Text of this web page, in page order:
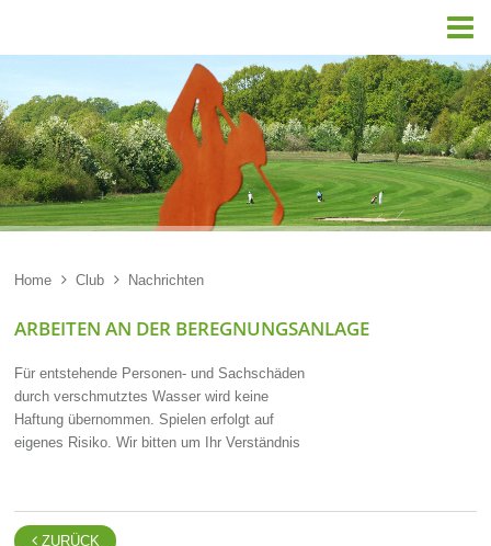

Home  Club  Nachrichten
ARBEITEN AN DER BEREGNUNGSANLAGE
Für entstehende Personen- und Sachschäden
durch verschmutztes Wasser wird keine
Haftung übernommen. Spielen erfolgt auf
eigenes Risiko. Wir bitten um Ihr Verständnis
ZURÜCK